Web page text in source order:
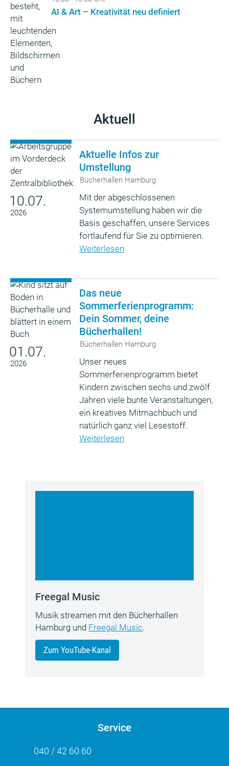
AI & Art – Kreativität neu definiert
Aktuell
10.07.
2026
Aktuelle Infos zur
Umstellung
Bücherhallen Hamburg
Mit der abgeschlossenen
Systemumstellung haben wir die
Basis geschaffen, unsere Services
fortlaufend für Sie zu optimieren.
Weiterlesen
01.07.
2026
Das neue
Sommerferienprogramm:
Dein Sommer, deine
Bücherhallen!
Bücherhallen Hamburg
Unser neues
Sommerferienprogramm bietet
Kindern zwischen sechs und zwölf
Jahren viele bunte Veranstaltungen,
ein kreatives Mitmachbuch und
natürlich ganz viel Lesestoff.
Weiterlesen
Freegal Music
Musik streamen mit den Bücherhallen
Hamburg und Freegal Music.
Zum YouTube-Kanal
Service
040 / 42 60 60